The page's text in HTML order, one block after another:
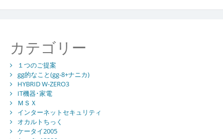
カテゴリー
１つのご提案
gg的なこと(gg-8+ナニカ)
HYBRID W-ZERO3
IT機器･家電
ＭＳＸ
インターネットセキュリティ
オカルトちっく
ケータイ2005